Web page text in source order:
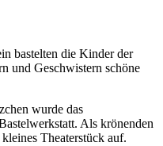
bastelten die Kinder der
und Geschwistern schöne
wurde das
Als krönenden
Theaterstück auf.